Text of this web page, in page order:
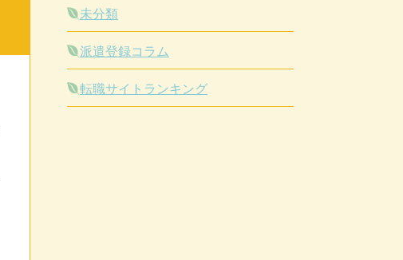
未分類
派遣登録コラム
転職サイトランキング